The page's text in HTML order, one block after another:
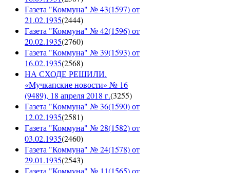
Газета "Коммуна" № 43(1597) от
21.02.1935(2444)
Газета "Коммуна" № 42(1596) от
20.02.1935(2760)
Газета "Коммуна" № 39(1593) от
16.02.1935(2568)
НА СХОДЕ РЕШИЛИ.
«Мучкапские новости» № 16
(9489), 18 апреля 2018 г.(3255)
Газета "Коммуна" № 36(1590) от
12.02.1935(2581)
Газета "Коммуна" № 28(1582) от
03.02.1935(2460)
Газета "Коммуна" № 24(1578) от
29.01.1935(2543)